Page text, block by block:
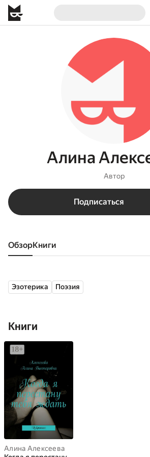
Алина
Автор
Подписаться
Обзор книги
Эзотерика Поэзия
Книги
Алина Алексеева